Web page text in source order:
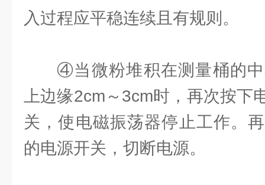
入过程应平稳连续且有规则。
④当微粉堆积在测量桶的
上边缘2cm～3cm时，再次按下
关，使电磁振荡器停止工作。
的电源开关，切断电源。